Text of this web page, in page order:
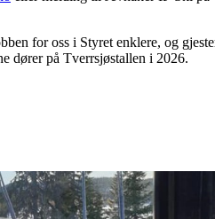
for oss i Styret enklere, og
dører på Tverrsjøstallen i 2026.